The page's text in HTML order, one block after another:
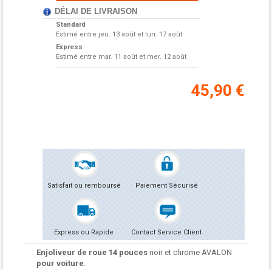
DÉLAI DE LIVRAISON
Standard
Estimé entre jeu. 13 août et lun. 17 août
Express
Estimé entre mar. 11 août et mer. 12 août
45,90 €
Satisfait ou remboursé Paiement Sécurisé
Express ou Rapide Contact Service Client
Enjoliveur de roue 14 pouces noir et chrome AVALON
pour voiture.